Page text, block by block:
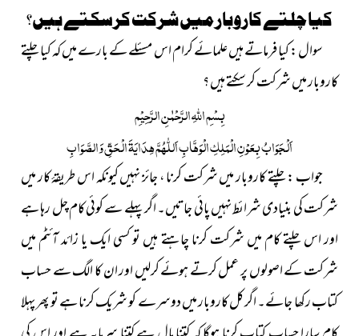
کیا چلتے کاروبار میں شرکت کرسکتے ہیں؟
سوال : کیا فرماتے ہیں علمائے کرام اس مسئلے کے بارے میں کہ کیا چلتے
کاروبار میں شرکت کر سکتے ہیں ؟
بِسْمِاللّٰہِالرَّحْمٰنِ الرَّحِیْمِ
اَلْجَوَابُ بِعَوْنِ الْمَلِکِ الْوَھَّابِ اَللّٰھُمَّ ھِدَایَۃَ الْحَقِّ وَالصَّوَابِ
جواب : چلتے کاروبار میں شرکت کرنا ، جائز نہیں کیونکہ اس طریقۂ کار میں
شرکت کی بنیادی شرائط نہیں پائی جاتیں۔ اگر پہلے سے کوئی کام چل رہا ہے
اور اس چلتے کام میں شرکت کرنا چاہتے ہیں تو کسی ایک یا زائد آئٹم میں
شرکت کے اصولوں پر عمل کرتے ہوئے کرلیں اور ان کا الگ سے حساب
کتاب رکھا جائے۔ اگر کل کاروبار میں دوسرے کو شریک کرنا ہے تو پھر پہلا